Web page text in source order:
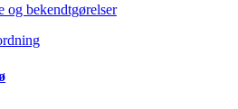
og bekendtgørelser